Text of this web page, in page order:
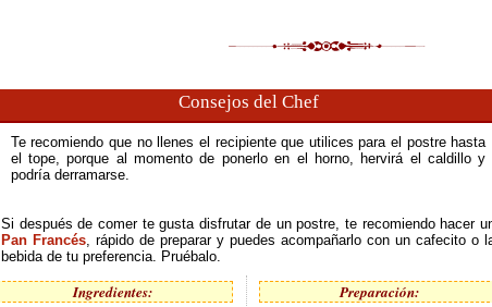
Consejos del Chef
Te recomiendo que no llenes el recipiente que utilices para el postre hasta
el tope, porque al momento de ponerlo en el horno, hervirá el caldillo y
podría derramarse.
Si después de comer te gusta disfrutar de un postre, te recomiendo hacer
Pan Francés, rápido de preparar y puedes acompañarlo con un cafecito o
bebida de tu preferencia. Pruébalo.
Ingredientes:
Preparación: